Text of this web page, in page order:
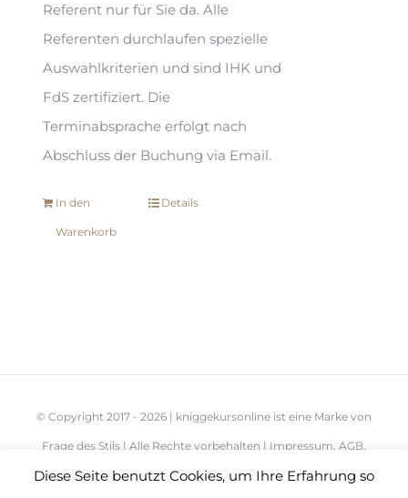
Referent nur für Sie da. Alle
Referenten durchlaufen spezielle
Auswahlkriterien und sind IHK und
FdS zertifiziert. Die
Terminabsprache erfolgt nach
Abschluss der Buchung via Email.
In den
Warenkorb
Details
© Copyright 2017 - 2026 | kniggekursonline ist eine Marke von
Frage des Stils | Alle Rechte vorbehalten | Impressum, AGB,
Datenschutz,Widerruf , Literaturliste
Diese Seite benutzt Cookies, um Ihre Erfahrung so